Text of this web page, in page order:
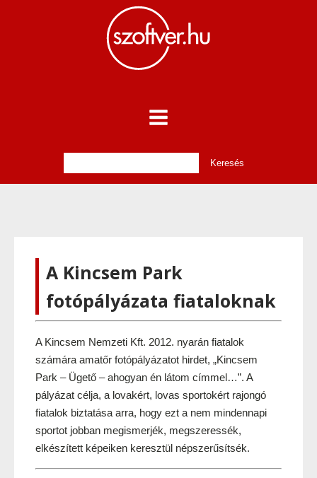
A Kincsem Park
fotópályázata fiataloknak
A Kincsem Nemzeti Kft. 2012. nyarán fiatalok
számára amatőr fotópályázatot hirdet, „Kincsem
Park – Ügető – ahogyan én látom címmel…”. A
pályázat célja, a lovakért, lovas sportokért rajongó
fiatalok biztatása arra, hogy ezt a nem mindennapi
sportot jobban megismerjék, megszeressék,
elkészített képeiken keresztül népszerűsítsék.